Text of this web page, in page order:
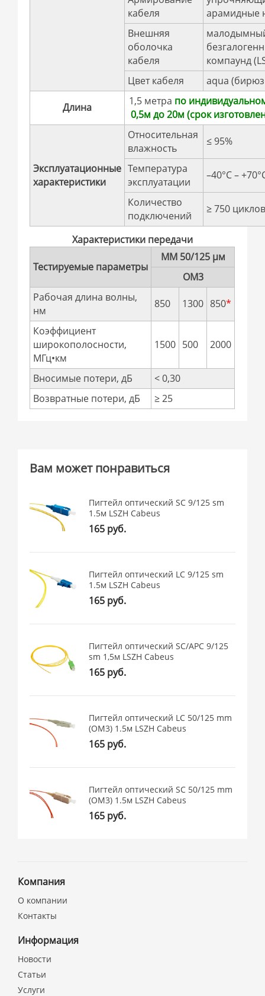
кабеля
арамидные
Внешняя
оболочка
кабеля
компаунд
Цвет кабеля
aqua
Длина 1,5 метра по
0,5м до 20м (срок
Эксплуатационные
характеристики
Относительная
влажность
≤ 95%
Температура
эксплуатации
–40°C –
Количество
подключений
≥ 750
Характеристики передачи
Тестируемые параметры
MM 50/125 µм
OM3
Рабочая длина волны,
нм
850 1300 850*
Коэффициент
широкополосности,
МГц•км
1500 500 2000
Вносимые потери, дБ
< 0,30
Возвратные потери, дБ
≥ 25
Вам может понравиться
Пигтейл оптический SC 9/125 sm
1.5м LSZH Cabeus
165 руб.
Пигтейл оптический LC 9/125 sm
1.5м LSZH Cabeus
165 руб.
Пигтейл оптический SC/APC 9/125
sm 1,5м LSZH Cabeus
165 руб.
Пигтейл оптический LC 50/125 mm
(OM3) 1.5м LSZH Cabeus
165 руб.
Пигтейл оптический SC 50/125 mm
(OM3) 1.5м LSZH Cabeus
165 руб.
Компания
О компании
Контакты
Информация
Новости
Статьи
Услуги